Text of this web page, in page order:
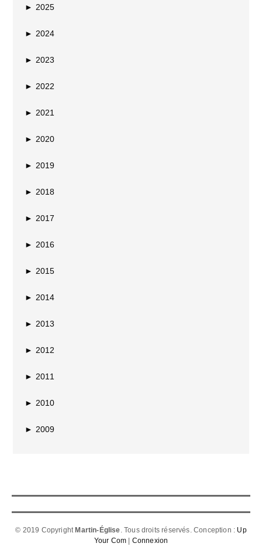
► 2025
► 2024
► 2023
► 2022
► 2021
► 2020
► 2019
► 2018
► 2017
► 2016
► 2015
► 2014
► 2013
► 2012
► 2011
► 2010
► 2009
© 2019 Copyright Martin-Église. Tous droits réservés. Conception : Up
Your Com
Connexion